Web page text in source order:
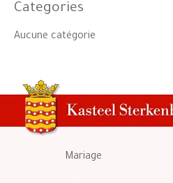
Categories
Aucune catégorie
Mariage